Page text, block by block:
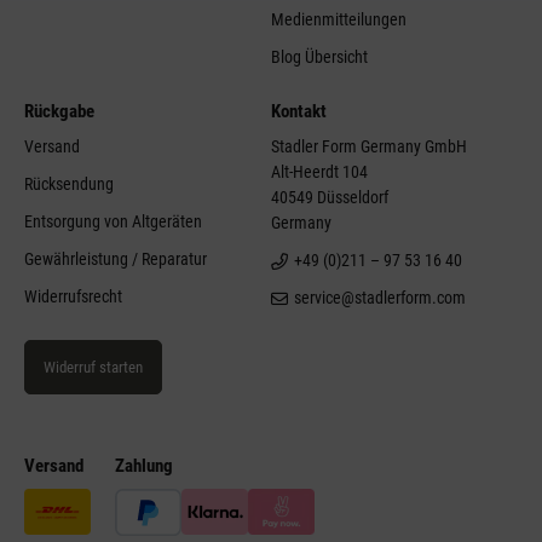
Versand Zahlung
Medienmitteilungen
Blog Übersicht
Rückgabe
Versand
Rücksendung
Entsorgung von Altgeräten
Gewährleistung / Reparatur
Widerrufsrecht
Widerruf starten
Kontakt
Stadler Form Germany GmbH
Alt-Heerdt 104
40549 Düsseldorf
Germany
+49 (0)211 – 97 53 16 40
service@stadlerform.com